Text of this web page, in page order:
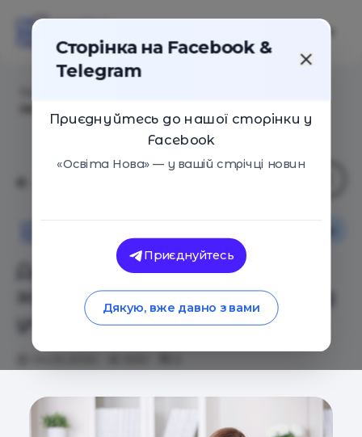
Дистанціне навчання: як
зацікавити учнів – поради від
учительки
Сторінка на Facebook &
Telegram
Приєднуйтесь до нашої сторінки у
Facebook
«Освіта Нова» — у вашій стрічці новин
Приєднуйтесь
Дякую, вже давно з вами